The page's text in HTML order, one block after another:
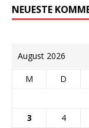
NEUESTE
August 2026
M D
3
4